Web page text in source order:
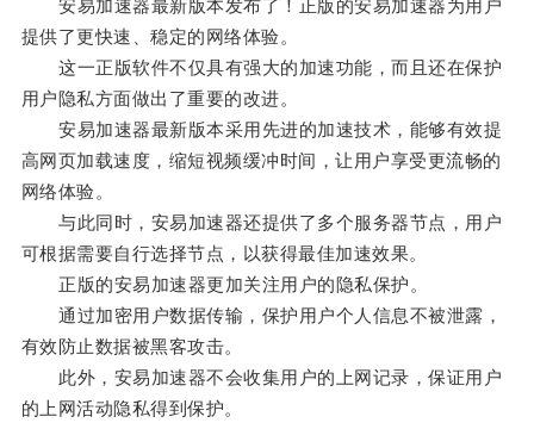
安易加速器最新版本发布了！正版的安易加速器为用户
提供了更快速、稳定的网络体验。
这一正版软件不仅具有强大的加速功能，而且还在保护
用户隐私方面做出了重要的改进。
安易加速器最新版本采用先进的加速技术，能够有效提
高网页加载速度，缩短视频缓冲时间，让用户享受更流畅的
网络体验。
与此同时，安易加速器还提供了多个服务器节点，用户
可根据需要自行选择节点，以获得最佳加速效果。
正版的安易加速器更加关注用户的隐私保护。
通过加密用户数据传输，保护用户个人信息不被泄露，
有效防止数据被黑客攻击。
此外，安易加速器不会收集用户的上网记录，保证用户
的上网活动隐私得到保护。